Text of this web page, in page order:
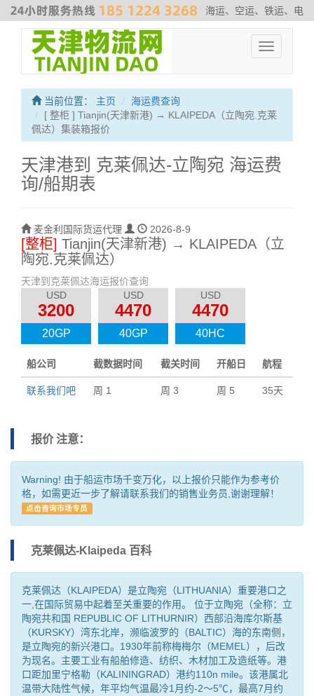
海运、空运、铁运、电
商物流、散杂货运输、危险品运输、拖车、报关、仓库内装#非洲专
线 #最新海运费走势 #伊朗海运专线
Toggle
navigation
当前位置： 主页
海运费查询
[ 整柜 ] Tianjin(天津新港) → KLAIPEDA（立陶宛.克莱
佩达）集装箱报价
天津港到 克莱佩达-立陶宛 海运费
询/船期表
麦金利国际货运代理 2026-8-9
[整柜] Tianjin(天津新港) → KLAIPEDA（立
陶宛.克莱佩达）
天津到克莱佩达海运报价查询
USD
3200
20GP
USD
4470
40GP
USD
4470
40HC
船公司 截数据时间 截关时间 开船日 航程
联系我们吧 周 1 周 3 周 5 35天
报价 注意：
Warning! 由于船运市场千变万化，以上报价只能作为参考价
格，如需更近一步了解请联系我们的销售业务员,谢谢理解！
点击咨询市场专员
克莱佩达-Klaipeda 百科
克莱佩达（KLAIPEDA）是立陶宛（LITHUANIA）重要港口之
一,在国际贸易中起着至关重要的作用。 位于立陶宛（全称：立
陶宛共和国 REPUBLIC OF LITHURNIR）西部沿海库尔斯基
（KURSKY）湾东北岸，濒临波罗的（BALTIC）海的东南侧，
是立陶宛的新兴港口。1930年前称梅梅尔（MEMEL），后改
为现名。主要工业有船舶修造、纺织、木材加工及造纸等。港
口距加里宁格勒（KALININGRAD）港约110n mile。该港属北
温带大陆性气候，年平均气温最冷1月约-2～5℃，最高7月约